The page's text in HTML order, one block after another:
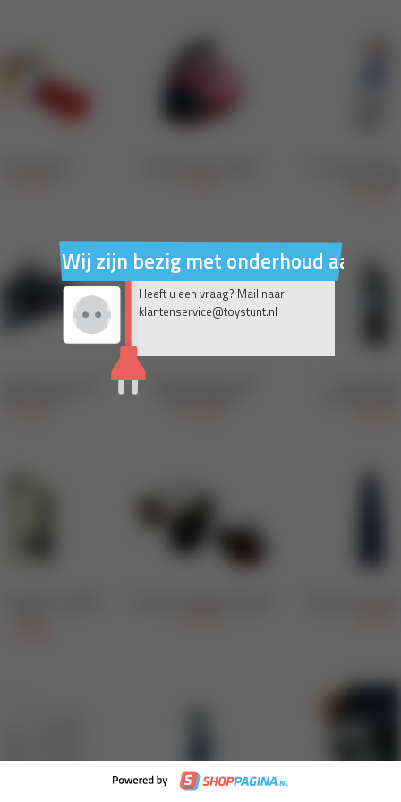
Wij zijn bezig met onderhoud aan
Heeft u een vraag? Mail naar
klantenservice@toystunt.nl